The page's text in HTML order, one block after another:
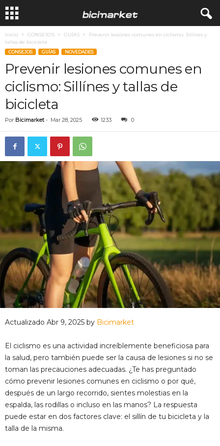
Inicio CONSEJOS GUÍAS
Prevenir lesiones comunes en ciclismo: Sillínes y
tallas de bicicleta
CONSEJOS GUÍAS NOVEDADES
Prevenir lesiones comunes en
ciclismo: Sillínes y tallas de
bicicleta
Por Bicimarket- Mar 28, 2025 1233 0
Actualizado Abr 9, 2025 by Bicimarket
El ciclismo es una actividad increíblemente beneficiosa para
la salud, pero también puede ser la causa de lesiones si no se
toman las precauciones adecuadas. ¿Te has preguntado
cómo prevenir lesiones comunes en ciclismo o por qué,
después de un largo recorrido, sientes molestias en la
espalda, las rodillas o incluso en las manos? La respuesta
puede estar en dos factores clave: el sillín de tu bicicleta y la
talla de la misma.